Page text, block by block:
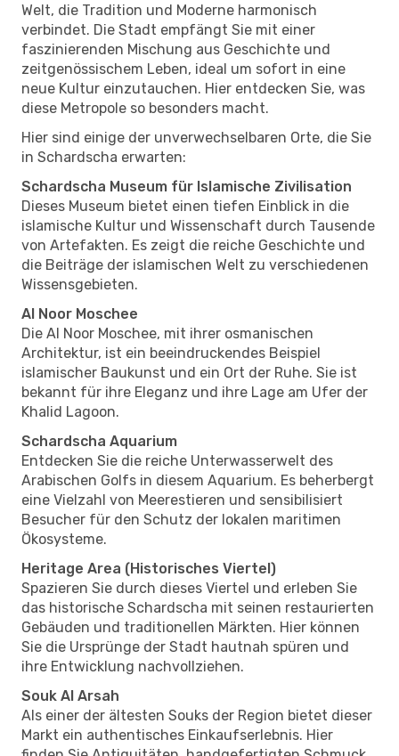
Welt, die Tradition und Moderne harmonisch
verbindet. Die Stadt empfängt Sie mit einer
faszinierenden Mischung aus Geschichte und
zeitgenössischem Leben, ideal um sofort in eine
neue Kultur einzutauchen. Hier entdecken Sie, was
diese Metropole so besonders macht.
Hier sind einige der unverwechselbaren Orte, die Sie
in Schardscha erwarten:
Schardscha Museum für Islamische Zivilisation
Dieses Museum bietet einen tiefen Einblick in die
islamische Kultur und Wissenschaft durch Tausende
von Artefakten. Es zeigt die reiche Geschichte und
die Beiträge der islamischen Welt zu verschiedenen
Wissensgebieten.
Al Noor Moschee
Die Al Noor Moschee, mit ihrer osmanischen
Architektur, ist ein beeindruckendes Beispiel
islamischer Baukunst und ein Ort der Ruhe. Sie ist
bekannt für ihre Eleganz und ihre Lage am Ufer der
Khalid Lagoon.
Schardscha Aquarium
Entdecken Sie die reiche Unterwasserwelt des
Arabischen Golfs in diesem Aquarium. Es beherbergt
eine Vielzahl von Meerestieren und sensibilisiert
Besucher für den Schutz der lokalen maritimen
Ökosysteme.
Heritage Area (Historisches Viertel)
Spazieren Sie durch dieses Viertel und erleben Sie
das historische Schardscha mit seinen restaurierten
Gebäuden und traditionellen Märkten. Hier können
Sie die Ursprünge der Stadt hautnah spüren und
ihre Entwicklung nachvollziehen.
Souk Al Arsah
Als einer der ältesten Souks der Region bietet dieser
Markt ein authentisches Einkaufserlebnis. Hier